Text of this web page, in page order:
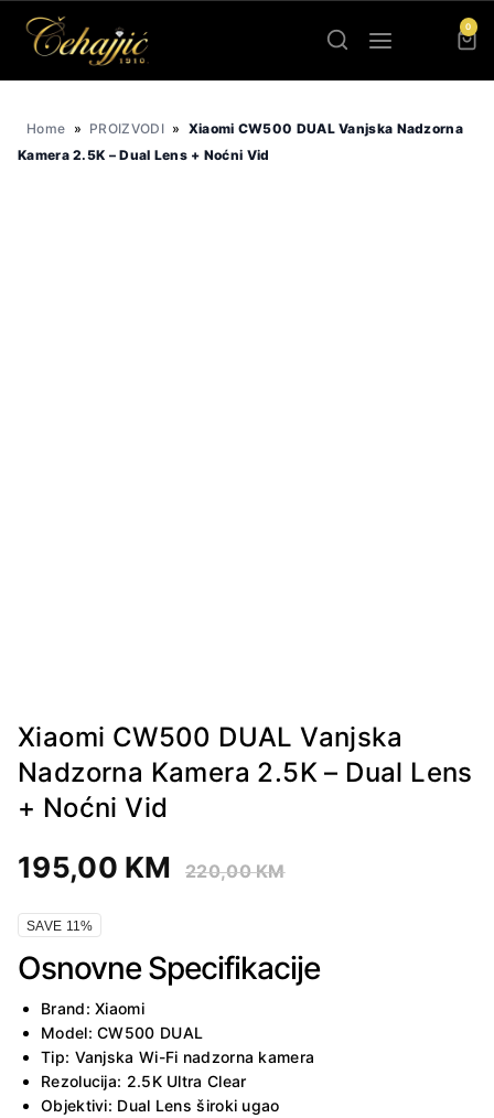
0
Home » PROIZVODI » Xiaomi CW500 DUAL Vanjska Nadzorna
Kamera 2.5K – Dual Lens + Noćni Vid
Xiaomi CW500 DUAL Vanjska
Nadzorna Kamera 2.5K – Dual Lens
+ Noćni Vid
195,00 KM 220,00KM
SAVE 11%
Osnovne Specifikacije
Brand: Xiaomi
Model: CW500 DUAL
Tip: Vanjska Wi-Fi nadzorna kamera
Rezolucija: 2.5K Ultra Clear
Objektivi: Dual Lens široki ugao